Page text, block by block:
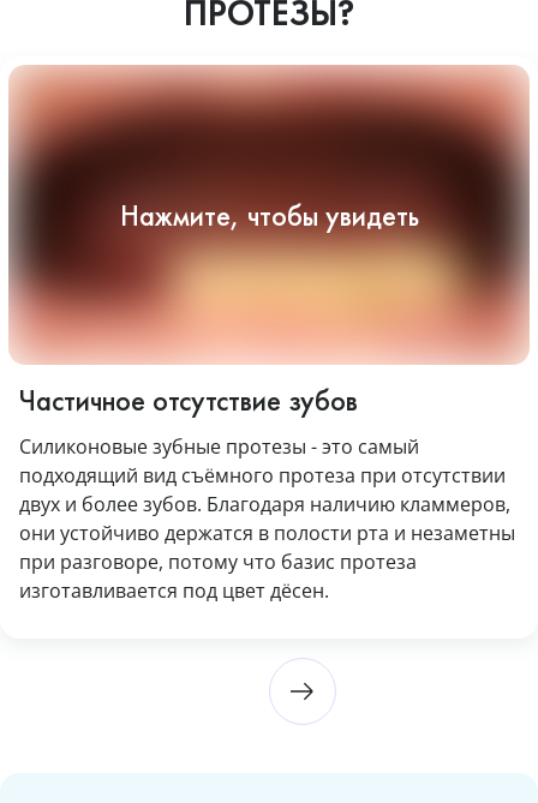
ПРОТЕЗЫ?
Частичное отсутствие зубов
Силиконовые зубные протезы - это самый
подходящий вид съёмного протеза при отсутствии
двух и более зубов. Благодаря наличию кламмеров,
они устойчиво держатся в полости рта и незаметны
при разговоре, потому что базис протеза
изготавливается под цвет дёсен.